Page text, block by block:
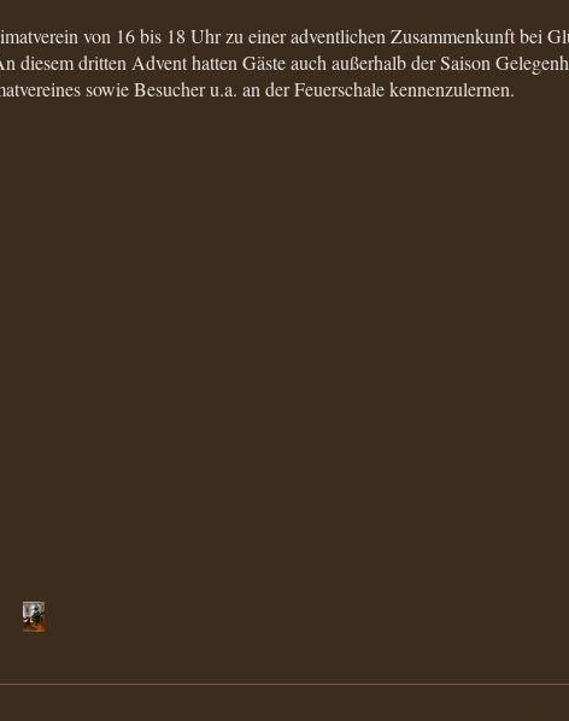
von 16 bis 18 Uhr zu einer adventlichen Zusammenkunft bei
diesem dritten Advent hatten Gäste auch außerhalb der Saison
sowie Besucher u.a. an der Feuerschale kennenzulernen.